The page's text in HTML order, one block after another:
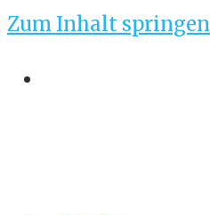
Zum Inhalt springen